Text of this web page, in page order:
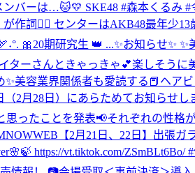
バーは…🐱💛 SKE48 #森本くるみ
詞✍🏻 センターはAKB48最年少13
🎀20期研究生 👑 ...✨お知らせ✨
ーさんときゃっきゃ💕楽しそうに
美容業界関係者も愛読する📕ヘア
2月28日）にあらためてお知らせし
ったことを発表📢それぞれの性格
【2月21日、22日】出張
https://vt.tiktok.com/